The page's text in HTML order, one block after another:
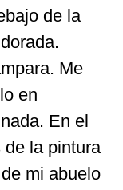
de la
Me
en
En el
de la pintura
mi abuelo